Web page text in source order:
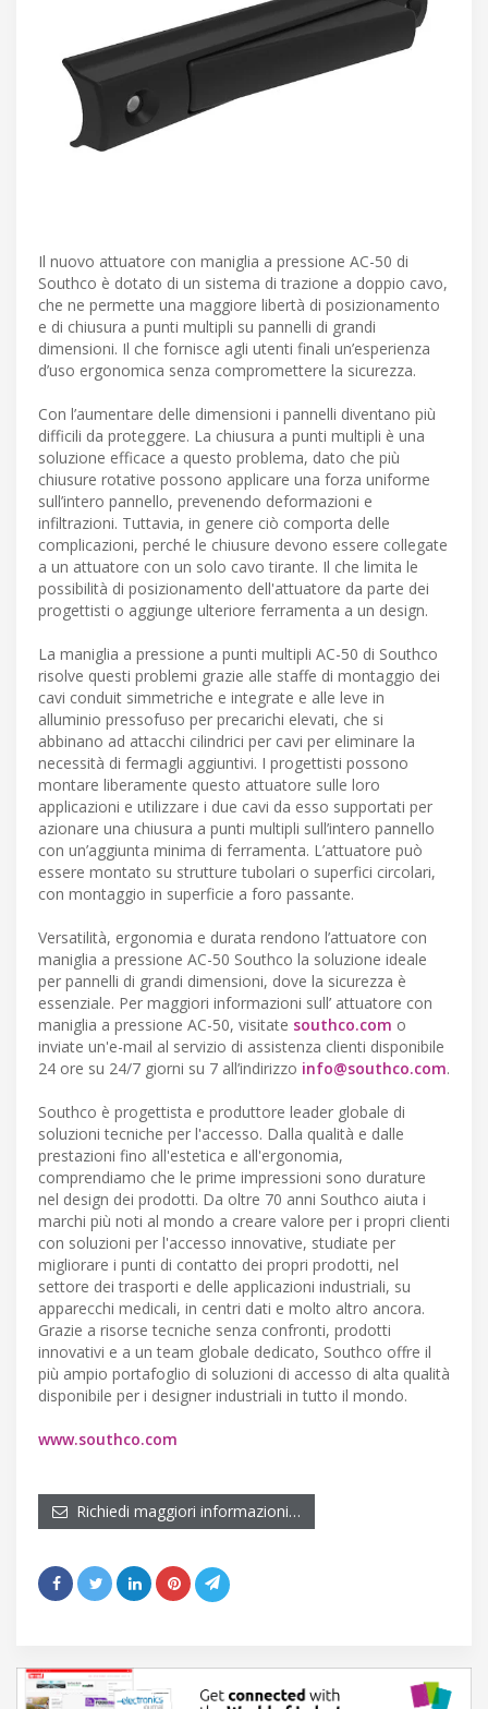
Il nuovo attuatore con maniglia a pressione AC-50 di
Southco è dotato di un sistema di trazione a doppio cavo,
che ne permette una maggiore libertà di posizionamento
e di chiusura a punti multipli su pannelli di grandi
dimensioni. Il che fornisce agli utenti finali un’esperienza
d’uso ergonomica senza compromettere la sicurezza.
Con l’aumentare delle dimensioni i pannelli diventano più
difficili da proteggere. La chiusura a punti multipli è una
soluzione efficace a questo problema, dato che più
chiusure rotative possono applicare una forza uniforme
sull’intero pannello, prevenendo deformazioni e
infiltrazioni. Tuttavia, in genere ciò comporta delle
complicazioni, perché le chiusure devono essere collegate
a un attuatore con un solo cavo tirante. Il che limita le
possibilità di posizionamento dell'attuatore da parte dei
progettisti o aggiunge ulteriore ferramenta a un design.
La maniglia a pressione a punti multipli AC-50 di Southco
risolve questi problemi grazie alle staffe di montaggio dei
cavi conduit simmetriche e integrate e alle leve in
alluminio pressofuso per precarichi elevati, che si
abbinano ad attacchi cilindrici per cavi per eliminare la
necessità di fermagli aggiuntivi. I progettisti possono
montare liberamente questo attuatore sulle loro
applicazioni e utilizzare i due cavi da esso supportati per
azionare una chiusura a punti multipli sull’intero pannello
con un’aggiunta minima di ferramenta. L’attuatore può
essere montato su strutture tubolari o superfici circolari,
con montaggio in superficie a foro passante.
Versatilità, ergonomia e durata rendono l’attuatore con
maniglia a pressione AC-50 Southco la soluzione ideale
per pannelli di grandi dimensioni, dove la sicurezza è
essenziale. Per maggiori informazioni sull’ attuatore con
maniglia a pressione AC-50, visitate southco.com o
inviate un'e-mail al servizio di assistenza clienti disponibile
24 ore su 24/7 giorni su 7 all’indirizzo info@southco.com.
Southco è progettista e produttore leader globale di
soluzioni tecniche per l'accesso. Dalla qualità e dalle
prestazioni fino all'estetica e all'ergonomia,
comprendiamo che le prime impressioni sono durature
nel design dei prodotti. Da oltre 70 anni Southco aiuta i
marchi più noti al mondo a creare valore per i propri clienti
con soluzioni per l'accesso innovative, studiate per
migliorare i punti di contatto dei propri prodotti, nel
settore dei trasporti e delle applicazioni industriali, su
apparecchi medicali, in centri dati e molto altro ancora.
Grazie a risorse tecniche senza confronti, prodotti
innovativi e a un team globale dedicato, Southco offre il
più ampio portafoglio di soluzioni di accesso di alta qualità
disponibile per i designer industriali in tutto il mondo.
www.southco.com
Richiedi maggiori informazioni…